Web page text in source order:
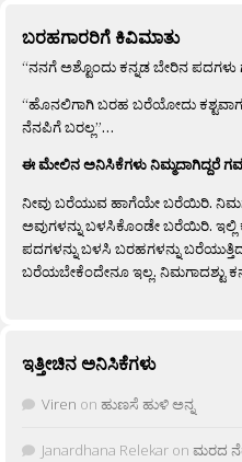
ಬರಹಗಾರರಿಗೆ ಕಿವಿಮಾತು
“ನನಗೆ ಅಶ್ಟೊಂದು ಕನ್ನಡ ಬೇರಿನ ಪದಗಳು
“ಹೊನಲಿಗಾಗಿ ಬರಹ ಬರೆಯೋದು
ನೆನಪಿಗೆ ಬರಲ್ಲ”…
ಈ ಮೇಲಿನ ಅನಿಸಿಕೆಗಳು ನಿಮ್ಮದಾಗಿದ್ದರೆ
ನೀವು ಬರೆಯುವ ಹಾಗೆಯೇ ಬರೆಯಿರಿ.
ಅವುಗಳನ್ನು ಬಳಸಿಕೊಂಡೇ ಬರೆಯಿರಿ. ಇಲ್ಲಿ
ಪದಗಳನ್ನು ಬಳಸಿ ಬರಹಗಳನ್ನು
ಬರೆಯಬೇಕೆಂದೇನೂ ಇಲ್ಲ. ನಿಮಗಾದಶ್ಟು
ಇತ್ತೀಚಿನ ಅನಿಸಿಕೆಗಳು
Viren on ಹುಣಸೆ ಹುಳಿ ಅನ್ನ
Janardhana Relekar on ಮರದ